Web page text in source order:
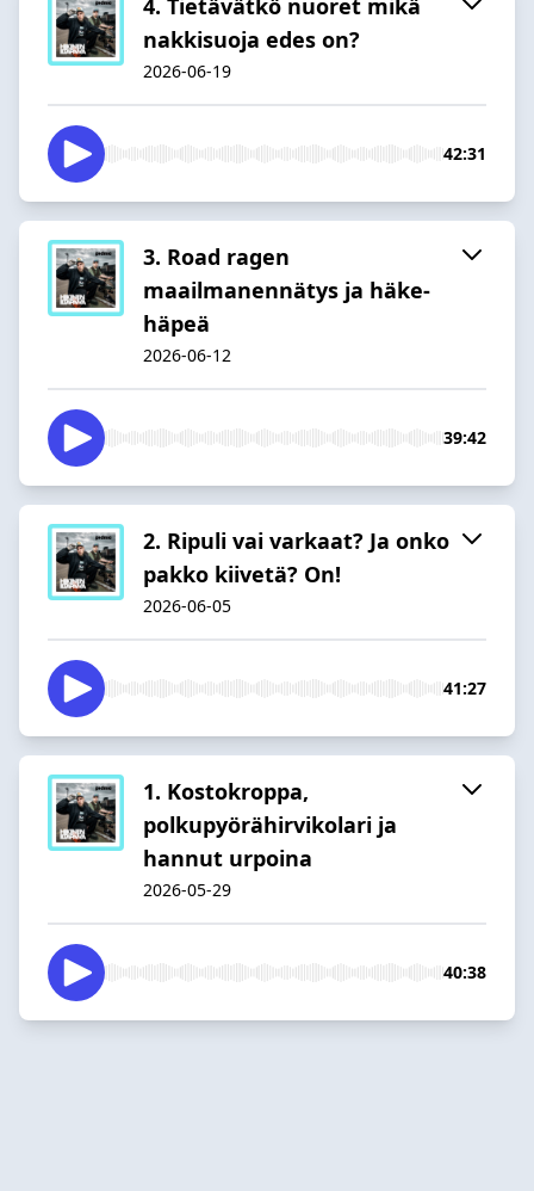
nakkisuoja edes on?
2026-06-19
42:31
3. Road ragen
maailmanennätys ja häke-
häpeä
2026-06-12
39:42
2. Ripuli vai varkaat? Ja onko
pakko kiivetä? On!
2026-06-05
41:27
1. Kostokroppa,
polkupyörähirvikolari ja
hannut urpoina
2026-05-29
40:38